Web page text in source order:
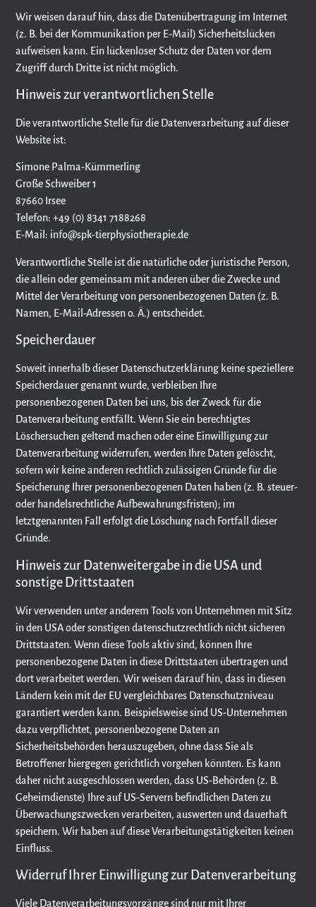
Wir weisen darauf hin, dass die Datenübertragung im Internet
(z. B. bei der Kommunikation per E-Mail) Sicherheitslücken
aufweisen kann. Ein lückenloser Schutz der Daten vor dem
Zugriff durch Dritte ist nicht möglich.
Hinweis zur verantwortlichen Stelle
Die verantwortliche Stelle für die Datenverarbeitung auf dieser
Website ist:
Simone Palma-Kümmerling
Große Schweiber 1
87660 Irsee
Telefon: +49 (0) 8341 7188268
E-Mail: info@spk-tierphysiotherapie.de
Verantwortliche Stelle ist die natürliche oder juristische Person,
die allein oder gemeinsam mit anderen über die Zwecke und
Mittel der Verarbeitung von personenbezogenen Daten (z. B.
Namen, E-Mail-Adressen o. Ä.) entscheidet.
Speicherdauer
Soweit innerhalb dieser Datenschutzerklärung keine speziellere
Speicherdauer genannt wurde, verbleiben Ihre
personenbezogenen Daten bei uns, bis der Zweck für die
Datenverarbeitung entfällt. Wenn Sie ein berechtigtes
Löschersuchen geltend machen oder eine Einwilligung zur
Datenverarbeitung widerrufen, werden Ihre Daten gelöscht,
sofern wir keine anderen rechtlich zulässigen Gründe für die
Speicherung Ihrer personenbezogenen Daten haben (z. B. steuer-
oder handelsrechtliche Aufbewahrungsfristen); im
letztgenannten Fall erfolgt die Löschung nach Fortfall dieser
Gründe.
Hinweis zur Datenweitergabe in die USA und
sonstige Drittstaaten
Wir verwenden unter anderem Tools von Unternehmen mit Sitz
in den USA oder sonstigen datenschutzrechtlich nicht sicheren
Drittstaaten. Wenn diese Tools aktiv sind, können Ihre
personenbezogene Daten in diese Drittstaaten übertragen und
dort verarbeitet werden. Wir weisen darauf hin, dass in diesen
Ländern kein mit der EU vergleichbares Datenschutzniveau
garantiert werden kann. Beispielsweise sind US-Unternehmen
dazu verpflichtet, personenbezogene Daten an
Sicherheitsbehörden herauszugeben, ohne dass Sie als
Betroffener hiergegen gerichtlich vorgehen könnten. Es kann
daher nicht ausgeschlossen werden, dass US-Behörden (z. B.
Geheimdienste) Ihre auf US-Servern befindlichen Daten zu
Überwachungszwecken verarbeiten, auswerten und dauerhaft
speichern. Wir haben auf diese Verarbeitungstätigkeiten keinen
Einfluss.
Widerruf Ihrer Einwilligung zur Datenverarbeitung
Viele Datenverarbeitungsvorgänge sind nur mit Ihrer